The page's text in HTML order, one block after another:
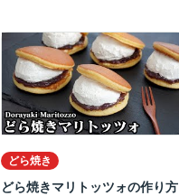
どら焼き
どら焼きマリトッツォの作り方